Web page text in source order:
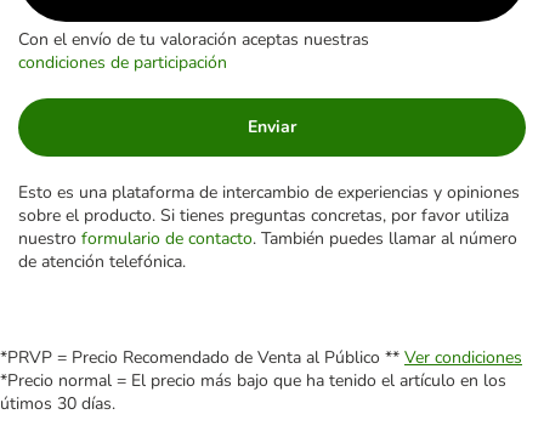
Con el envío de tu valoración aceptas nuestras
condiciones de participación
Enviar
Esto es una plataforma de intercambio de experiencias y opiniones
sobre el producto. Si tienes preguntas concretas, por favor utiliza
nuestro formulario de contacto. También puedes llamar al número
de atención telefónica.
*PRVP = Precio Recomendado de Venta al Público ** Ver condiciones
*Precio normal = El precio más bajo que ha tenido el artículo en los
útimos 30 días.